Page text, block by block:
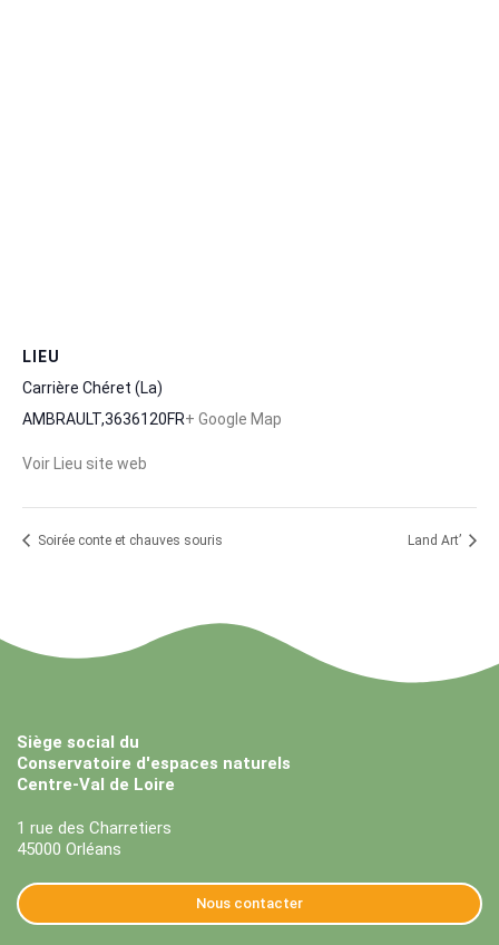
LIEU
Carrière Chéret (La)
AMBRAULT,3636120FR+ Google Map
Voir Lieu site web
Soirée conte et chauves souris Land Art’
Siège social du
Conservatoire d'espaces naturels
Centre-Val de Loire
1 rue des Charretiers
45000 Orléans
Nous contacter